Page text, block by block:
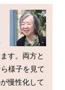
す。両方と
様子を見て
慢性化して